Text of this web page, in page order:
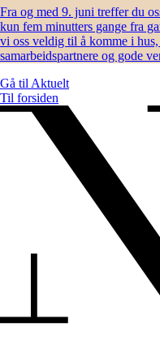
Fra og med 9. juni treffer du
kun fem minutters gange fra
vi oss veldig til å komme i
samarbeidspartnere og gode
Gå til Aktuelt
Til forsiden